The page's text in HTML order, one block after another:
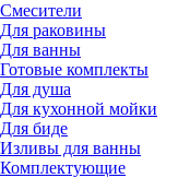
Смесители
Для раковины
Для ванны
Готовые комплекты
Для душа
Для кухонной мойки
Для биде
Изливы для ванны
Комплектующие